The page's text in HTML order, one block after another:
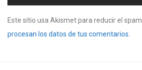
Este sitio usa Akismet para reducir el spam.
procesan los datos de tus comentarios.